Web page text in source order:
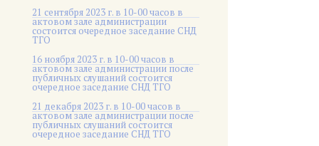
21 сентября 2023 г. в 10-00 часов в
актовом зале администрации
состоится очередное заседание СНД
ТГО
16 ноября 2023 г. в 10-00 часов в
актовом зале администрации после
публичных слушаний состоится
очередное заседание СНД ТГО
21 декабря 2023 г. в 10-00 часов в
актовом зале администрации после
публичных слушаний состоится
очередное заседание СНД ТГО